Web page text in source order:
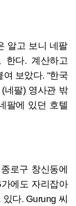
알고 보니 네팔
한다. 계산하고
보았다. “한국
네팔) 영사관 밖
팔에 있던 호텔
로구 창신동에
에도 자리잡아
다. Gurung 씨